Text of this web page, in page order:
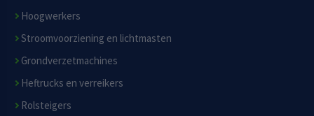
Hoogwerkers
Stroomvoorziening en lichtmasten
Grondverzetmachines
Heftrucks en verreikers
Rolsteigers